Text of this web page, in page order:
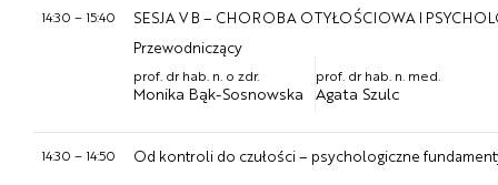
14:30 – 15:40
SESJA V B – CHOROBA OTYŁOŚCIOWA I
Przewodniczący
prof. dr hab. n. o zdr.
Monika Bąk-Sosnowska
prof. dr hab. n. med.
Agata Szulc
14:30 – 14:50 Od kontroli do czułości – psychologiczne